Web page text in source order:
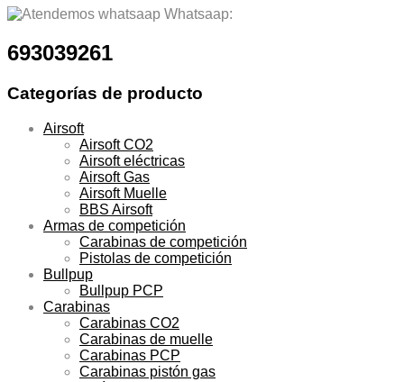
Whatsaap:
693039261
Categorías de producto
Airsoft
Airsoft CO2
Airsoft eléctricas
Airsoft Gas
Airsoft Muelle
BBS Airsoft
Armas de competición
Carabinas de competición
Pistolas de competición
Bullpup
Bullpup PCP
Carabinas
Carabinas CO2
Carabinas de muelle
Carabinas PCP
Carabinas pistón gas